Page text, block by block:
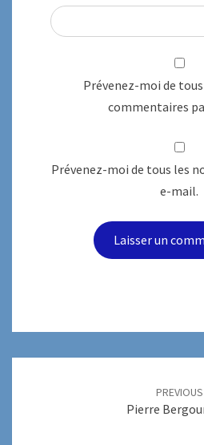
Prévenez-moi de
commentaires
Prévenez-moi de tous les
e-mail.
PREVIOUS
Pierre